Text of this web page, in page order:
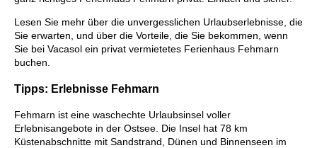
Lesen Sie mehr über die unvergesslichen Urlaubserlebnisse, die
Sie erwarten, und über die Vorteile, die Sie bekommen, wenn
Sie bei Vacasol ein privat vermietetes Ferienhaus Fehmarn
buchen.
Tipps: Erlebnisse Fehmarn
Fehmarn ist eine waschechte Urlaubsinsel voller
Erlebnisangebote in der Ostsee. Die Insel hat 78 km
Küstenabschnitte mit Sandstrand, Dünen und Binnenseen im